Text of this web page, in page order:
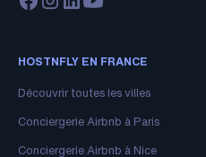
HOSTNFLY EN FRANCE
Découvrir toutes les villes
Conciergerie Airbnb à Paris
Conciergerie Airbnb à Nice